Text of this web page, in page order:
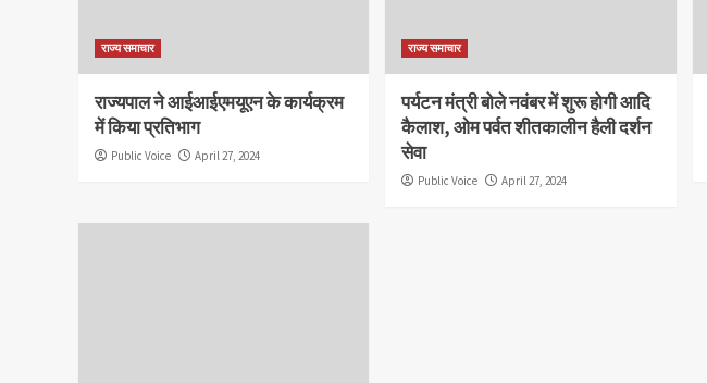
राज्य समाचार
राज्यपाल ने आईआईएमयूएन के कार्यक्रम
में किया प्रतिभाग
Public Voice April 27, 2024
राज्य समाचार
पर्यटन मंत्री बोले नवंबर में शुरू होगी आदि
कैलाश, ओम पर्वत शीतकालीन हैली दर्शन
सेवा
Public Voice April 27, 2024